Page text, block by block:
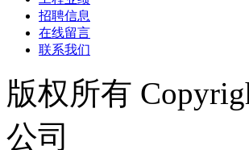
招聘信息
在线留言
联系我们
版权所有
公司